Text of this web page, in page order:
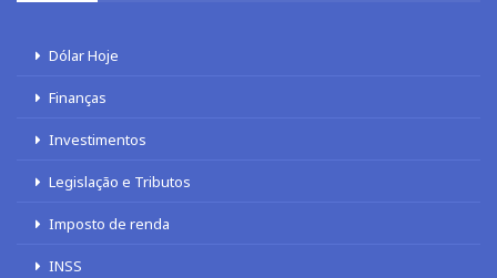
Dólar Hoje
Finanças
Investimentos
Legislação e Tributos
Imposto de renda
INSS